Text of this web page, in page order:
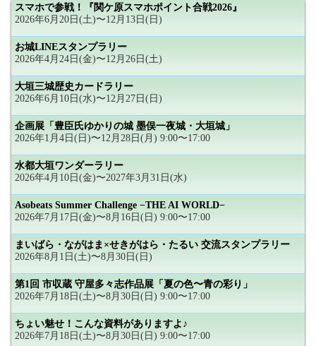
スマホで参戦！『関ケ原スマホポイント合戦2026』
2026年6月20日(土)〜12月13日(日)
お城LINEスタンプラリー
2026年4月24日(金)〜12月26日(土)
大垣三城歴史カードラリー
2026年6月10日(水)〜12月27日(日)
企画展「豊臣氏ゆかりの城 墨俣一夜城・大垣城」
2026年1月4日(日)〜12月28日(月) 9:00〜17:00
水都大垣ワンダーラリー
2026年4月10日(金)〜2027年3月31日(水)
Asobeats Summer Challenge −THE AI WORLD−
2026年7月17日(金)〜8月16日(日) 9:00〜17:00
まいばら・ながはま×せきがはら・たるい 交流スタンプラリー
2026年8月1日(土)〜8月30日(日)
第1回 市収蔵 守屋多々志作品展「夏の色〜青の彩り」
2026年7月18日(土)〜8月30日(日) 9:00〜17:00
ちょい魅せ！こんな資料がありますよ♪
2026年7月18日(土)〜8月30日(日) 9:00〜17:00